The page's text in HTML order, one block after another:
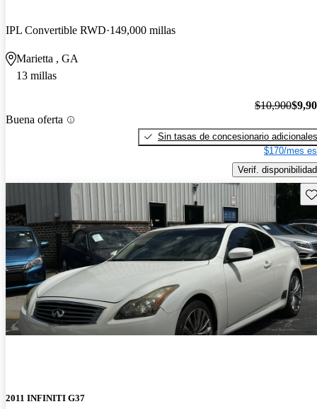
IPL Convertible RWD 149,000 millas
Marietta , GA
13 millas
Buena oferta
$10,900
Sin tasas de concesionario adicionales
$170/mes
Verif. disponibilidad
2011 INFINITI G37